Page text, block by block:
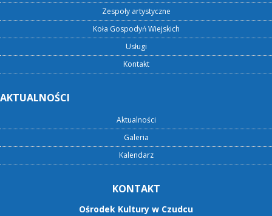
Zespoły artystyczne
Koła Gospodyń Wiejskich
Usługi
Kontakt
AKTUALNOŚCI
Aktualności
Galeria
Kalendarz
KONTAKT
Ośrodek Kultury w Czudcu